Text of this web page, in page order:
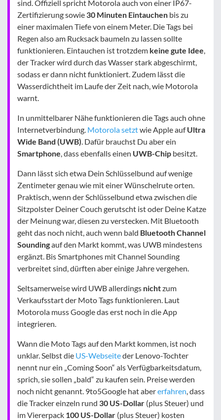
sind. Offiziell spricht Motorola auch von einer IP67-
Zertifizierung sowie 30 Minuten Eintauchen bis zu
einer maximalen Tiefe von einem Meter. Die Tags bei
Regen also am Rucksack baumeln zu lassen sollte
funktionieren. Eintauchen ist trotzdem keine gute Idee
der Tracker wird durch das Wasser stark abgeschirmt,
sodass er dann nicht funktioniert. Zudem lässt die
Wasserdichtheit im Laufe der Zeit nach, wie Motorola
warnt.
In unmittelbarer Nähe funktionieren die Tags auch ohne
Internetverbindung. Motorola setztwie Apple aufUltra
Wide Band (UWB) . Dafür brauchst Du aber ein
Smartphone , dass ebenfalls einen UWB-Chip besitzt.
Dann lässt sich etwa Dein Schlüsselbund auf wenige
Zentimeter genau wie mit einer Wünschelrute orten.
Praktisch, wenn der Schlüsselbund etwa zwischen die
Sitzpolster Deiner Couch gerutscht ist oder Deine Katze
der Meinung war, diesen zu verstecken. Mit Bluetooth
geht das noch nicht, auch wenn bald Bluetooth Channel
Soundingauf den Markt kommt, was UWB mindestens
ergänzt. Bis Smartphones mit Channel Sounding
verbreitet sind, dürften aber einige Jahre vergehen.
Seltsamerweise wird UWB allerdings nichtzum
Verkaufsstart der Moto Tags funktionieren. Laut
Motorola muss Google das erst noch in die App
integrieren.
Wann die Moto Tags auf den Markt kommen, ist noch
unklar. Selbst die US-Webseiteder Lenovo-Tochter
nennt nur ein „Coming Soon“ als Verfügbarkeitsdatum,
sprich, sie sollen „bald“ zu kaufen sein. Preise werden
noch nicht genannt. 9to5Google hat abererfahren , dass
die Tracker einzeln rund 30 US-Dollar (plus Steuer) und
im Viererpack 100 US-Dollar (plus Steuer) kosten